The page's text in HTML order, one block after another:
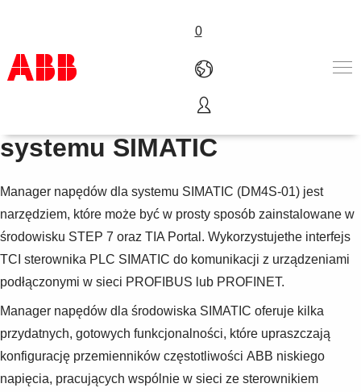
0
Produkty i rozwiązania
Branże
About us
Złóż zamówienie
Skontaktuj się z nami
Kariera
Manager napędów dla
systemu SIMATIC
Manager napędów dla systemu SIMATIC (DM4S-01) jest
narzędziem, które może być w prosty sposób zainstalowane w
środowisku STEP 7 oraz TIA Portal. Wykorzystujethe interfejs
TCI sterownika PLC SIMATIC do komunikacji z urządzeniami
podłączonymi w sieci PROFIBUS lub PROFINET.
Manager napędów dla środowiska SIMATIC oferuje kilka
przydatnych, gotowych funkcjonalności, które upraszczają
konfigurację przemienników częstotliwości ABB niskiego
napięcia, pracujących wspólnie w sieci ze sterownikiem